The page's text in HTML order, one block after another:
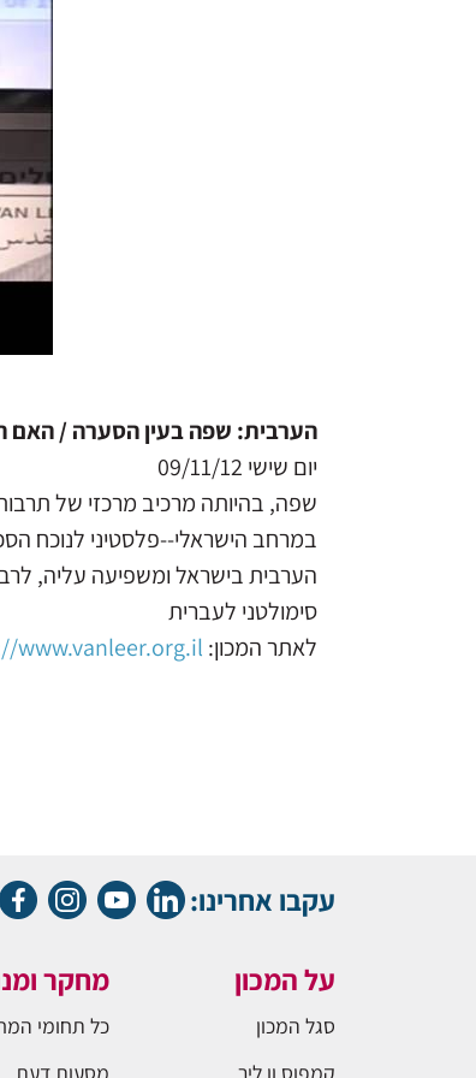
הערבית: שפה בעין הסערה / האם
יום שישי 09/11/12
שפה, בהיותה מרכיב מרכזי של
במרחב הישראלי--פלסטיני לנוכח
הערבית בישראל ומשפיעה עליה,
סימולטני לעברית
לאתר המכון: www.vanleer.org.il
עקבו אחרינו:
על המכון
סגל המכון
מחקר
כל תחומי